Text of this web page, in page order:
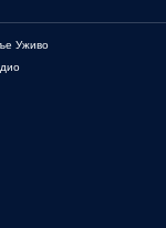
Уживо